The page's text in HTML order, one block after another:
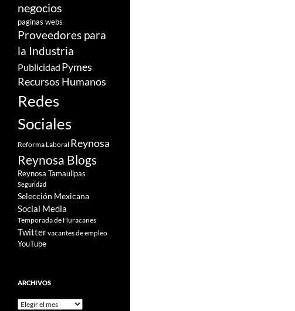
negocios
paginas webs
Proveedores para
la Industria
Publicidad Pymes
Recursos Humanos
Redes
Sociales
Reforma Laboral Reynosa
Reynosa Blogs
Reynosa Tamaulipas
Seguridad
Selección Mexicana
Social Media
Temporada de Huracanes
Twittervacantes de empleo
YouTube
ARCHIVOS
Archivos